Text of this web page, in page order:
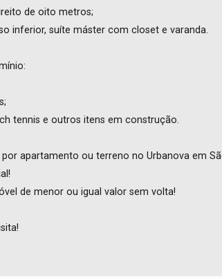
de oito metros;
inferior, suíte máster com closet e varanda.
tennis e outros itens em construção.
apartamento ou terreno no Urbanova em
de menor ou igual valor sem volta!